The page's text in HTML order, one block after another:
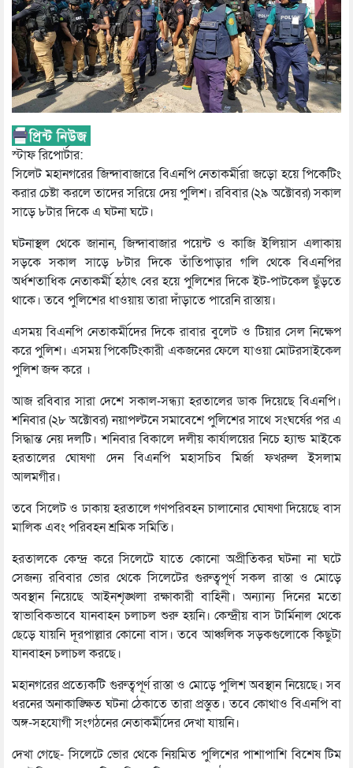
স্টাফ রিপোর্টার:
সিলেট মহানগরের জিন্দাবাজারে বিএনপি নেতাকর্মীরা জড়ো হয়ে পিকেটিং
করার চেষ্টা করলে তাদের সরিয়ে দেয় পুলিশ। রবিবার (২৯ অক্টোবর) সকাল
সাড়ে ৮টার দিকে এ ঘটনা ঘটে।
ঘটনাস্থল থেকে জানান, জিন্দাবাজার পয়েন্ট ও কাজি ইলিয়াস এলাকায়
সড়কে সকাল সাড়ে ৮টার দিকে তাঁতিপাড়ার গলি থেকে বিএনপির
অর্ধশতাধিক নেতাকর্মী হঠাৎ বের হয়ে পুলিশের দিকে ইট-পাটকেল ছুঁড়তে
থাকে। তবে পুলিশের ধাওয়ায় তারা দাঁড়াতে পারেনি রাস্তায়।
এসময় বিএনপি নেতাকর্মীদের দিকে রাবার বুলেট ও টিয়ার সেল নিক্ষেপ
করে পুলিশ। এসময় পিকেটিংকারী একজনের ফেলে যাওয়া মোটরসাইকেল
পুলিশ জব্দ করে ।
আজ রবিবার সারা দেশে সকাল-সন্ধ্যা হরতালের ডাক দিয়েছে বিএনপি।
শনিবার (২৮ অক্টোবর) নয়াপল্টনে সমাবেশে পুলিশের সাথে সংঘর্ষের পর এ
সিদ্ধান্ত নেয় দলটি। শনিবার বিকালে দলীয় কার্যালয়ের নিচে হ্যান্ড মাইকে
হরতালের ঘোষণা দেন বিএনপি মহাসচিব মির্জা ফখরুল ইসলাম
আলমগীর।
তবে সিলেট ও ঢাকায় হরতালে গণপরিবহন চালানোর ঘোষণা দিয়েছে বাস
মালিক এবং পরিবহন শ্রমিক সমিতি।
হরতালকে কেন্দ্র করে সিলেটে যাতে কোনো অপ্রীতিকর ঘটনা না ঘটে
সেজন্য রবিবার ভোর থেকে সিলেটের গুরুত্বপূর্ণ সকল রাস্তা ও মোড়ে
অবস্থান নিয়েছে আইনশৃঙ্খলা রক্ষাকারী বাহিনী। অন্যান্য দিনের মতো
স্বাভাবিকভাবে যানবাহন চলাচল শুরু হয়নি। কেন্দ্রীয় বাস টার্মিনাল থেকে
ছেড়ে যায়নি দূরপাল্লার কোনো বাস। তবে আঞ্চলিক সড়কগুলোকে কিছুটা
যানবাহন চলাচল করছে।
মহানগরের প্রত্যেকটি গুরুত্বপূর্ণ রাস্তা ও মোড়ে পুলিশ অবস্থান নিয়েছে। সব
ধরনের অনাকাঙ্ক্ষিত ঘটনা ঠেকাতে তারা প্রস্তুত। তবে কোথাও বিএনপি বা
অঙ্গ-সহযোগী সংগঠনের নেতাকর্মীদের দেখা যায়নি।
দেখা গেছে- সিলেটে ভোর থেকে নিয়মিত পুলিশের পাশাপাশি বিশেষ টিম